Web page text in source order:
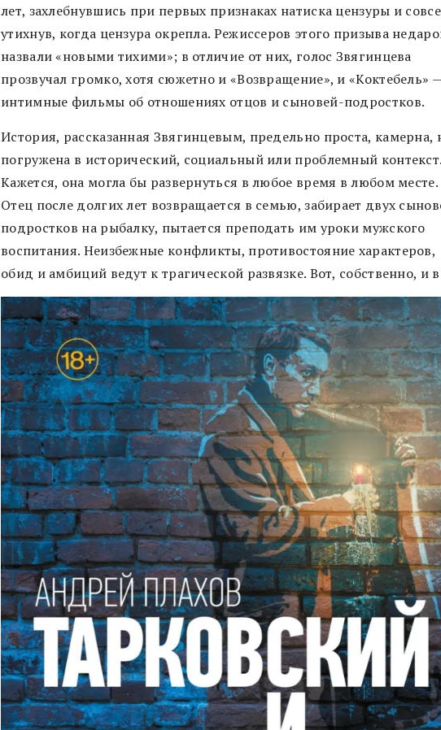
лет, захлебнувшись при первых признаках натиска цензуры и
утихнув, когда цензура окрепла. Режиссеров этого призыва
назвали «новыми тихими»; в отличие от них, голос Звягинцева
прозвучал громко, хотя сюжетно и «Возвращение», и «Коктебель»
интимные фильмы об отношениях отцов и сыновей-подростков.
История, рассказанная Звягинцевым, предельно проста, камерна,
погружена в исторический, социальный или проблемный контекст.
Кажется, она могла бы развернуться в любое время в любом месте.
Отец после долгих лет возвращается в семью, забирает двух
подростков на рыбалку, пытается преподать им уроки мужского
воспитания. Неизбежные конфликты, противостояние характеров,
обид и амбиций ведут к трагической развязке. Вот, собственно, и